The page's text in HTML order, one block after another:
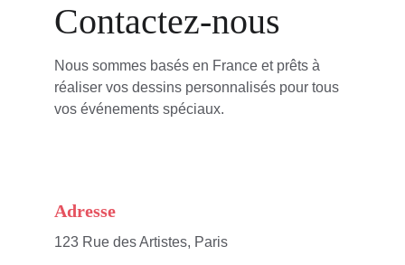
Contactez-nous
Nous sommes basés en France et prêts à
réaliser vos dessins personnalisés pour tous
vos événements spéciaux.
Adresse
123 Rue des Artistes, Paris